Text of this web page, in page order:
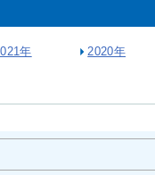
年 2020年